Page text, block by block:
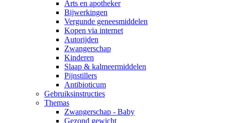
Arts en apotheker
Bijwerkingen
Vergunde geneesmiddelen
Kopen via internet
Autorijden
Zwangerschap
Kinderen
Slaap & kalmeermiddelen
Pijnstillers
Antibioticum
Gebruiksinstructies
Themas
Zwangerschap - Baby
Gezond gewicht